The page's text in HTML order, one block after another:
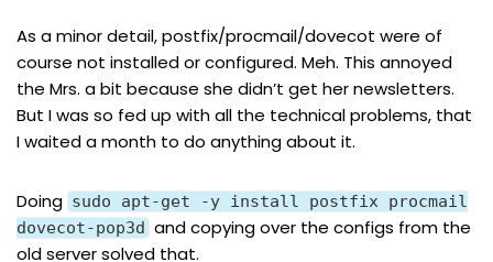
As a minor detail, postfix/procmail/dovecot were of
course not installed or configured. Meh. This annoyed
the Mrs. a bit because she didn’t get her newsletters.
But I was so fed up with all the technical problems, that
I waited a month to do anything about it.
Doing sudo apt-get -y install postfix procmail
dovecot-pop3d and copying over the configs from the
old server solved that.